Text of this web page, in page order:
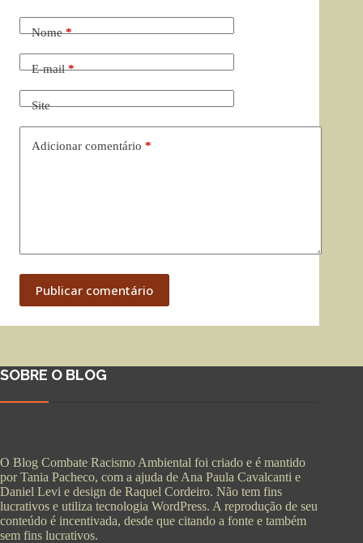
Nome*
E-mail*
Site
Adicionar comentário *
Publicar comentário
SOBRE O BLOG
O Blog Combate Racismo Ambiental foi criado e é mantido
por Tania Pacheco, com a ajuda de Ana Paula Cavalcanti e
Daniel Levi e design de Raquel Cordeiro. Não tem fins
lucrativos e utiliza tecnologia WordPress. A reprodução de seu
conteúdo é incentivada, desde que citando a fonte e também
sem fins lucrativos.